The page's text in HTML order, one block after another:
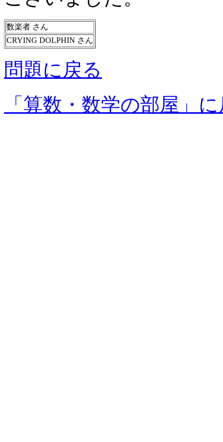
数楽者 さん
CRYING DOLPHIN さん
問題に戻る
「算数・数学の部屋」